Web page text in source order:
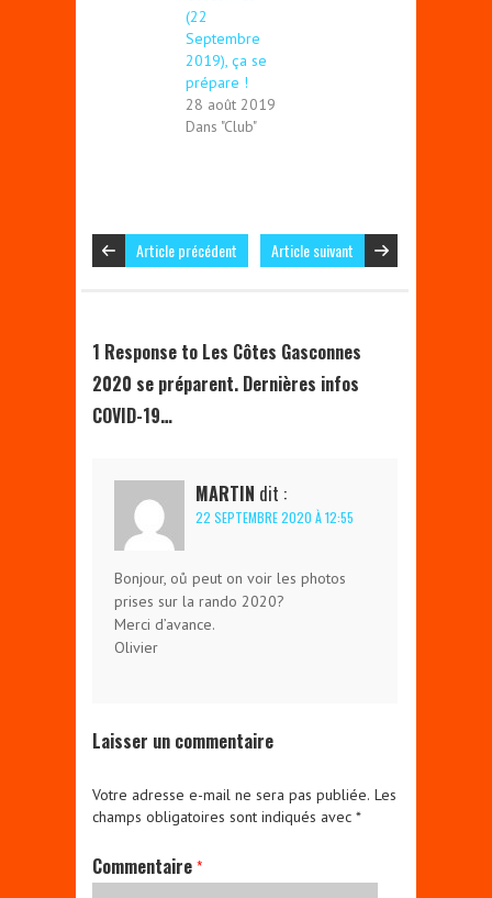
(22
Septembre
2019), ça se
prépare !
28 août 2019
Dans "Club"
Article précédent Article suivant
1 Response to Les Côtes Gasconnes
2020 se préparent. Dernières infos
COVID-19…
MARTIN dit :
22 SEPTEMBRE 2020 À 12:55
Bonjour, oů peut on voir les photos
prises sur la rando 2020?
Merci d’avance.
Olivier
Laisser un commentaire
Votre adresse e-mail ne sera pas publiée. Les
champs obligatoires sont indiqués avec *
Commentaire *